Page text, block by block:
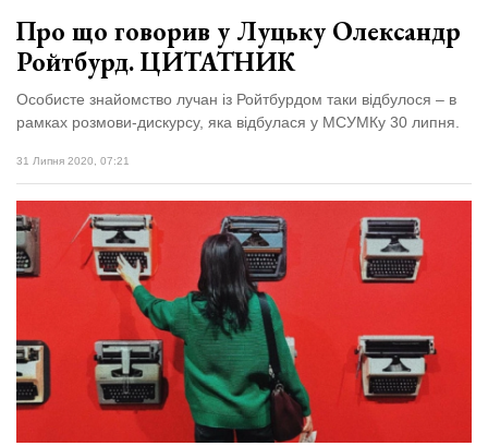
Про що говорив у Луцьку Олександр
Ройтбурд. ЦИТАТНИК
Особисте знайомство лучан із Ройтбурдом таки відбулося – в
рамках розмови-дискурсу, яка відбулася у МСУМКу 30 липня.
31 Липня 2020, 07:21